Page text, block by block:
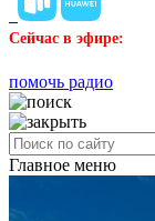
Сейчас в эфире:
помочь радио
Главное меню